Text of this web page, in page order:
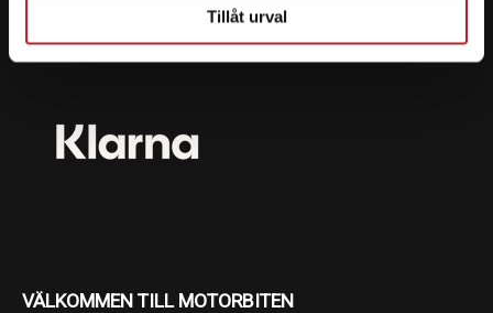
Tillåt urval
VÄLKOMMEN TILL MOTORBITEN